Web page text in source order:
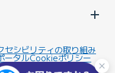
セシビリティの取り組み
ータルCookieポリシー
ティ基本方針